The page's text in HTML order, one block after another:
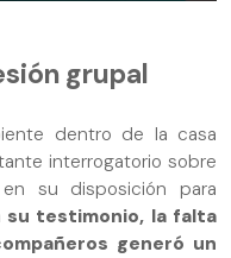
grupal
dentro de la casa
interrogatorio sobre
su disposición para
su testimonio, la falta
generó un